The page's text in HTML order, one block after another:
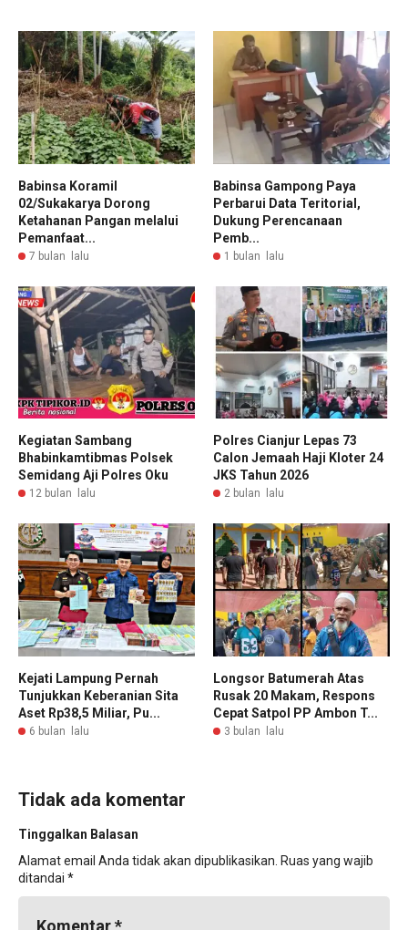
Babinsa Koramil
02/Sukakarya Dorong
Ketahanan Pangan melalui
Pemanfaat...
7 bulan lalu
Babinsa Gampong Paya
Perbarui Data Teritorial,
Dukung Perencanaan
Pemb...
1 bulan lalu
Kegiatan Sambang
Bhabinkamtibmas Polsek
Semidang Aji Polres Oku
12 bulan lalu
Polres Cianjur Lepas 73
Calon Jemaah Haji Kloter 24
JKS Tahun 2026
2 bulan lalu
Kejati Lampung Pernah
Tunjukkan Keberanian Sita
Aset Rp38,5 Miliar, Pu...
6 bulan lalu
Longsor Batumerah Atas
Rusak 20 Makam, Respons
Cepat Satpol PP Ambon T...
3 bulan lalu
Tidak ada komentar
Tinggalkan Balasan
Alamat email Anda tidak akan dipublikasikan. Ruas yang wajib
ditandai *
Komentar*